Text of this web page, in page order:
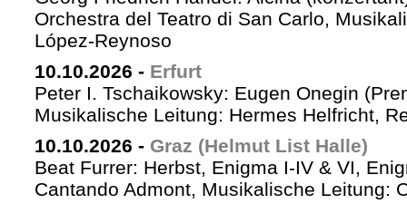
Orchestra del Teatro di San Carlo,
López-Reynoso
10.10.2026 - Erfurt
Peter I. Tschaikowsky: Eugen Onegin
Musikalische Leitung: Hermes Helfricht,
10.10.2026 - Graz (Helmut List Halle)
Beat Furrer: Herbst, Enigma I-IV & VI,
Cantando Admont, Musikalische Leitung: